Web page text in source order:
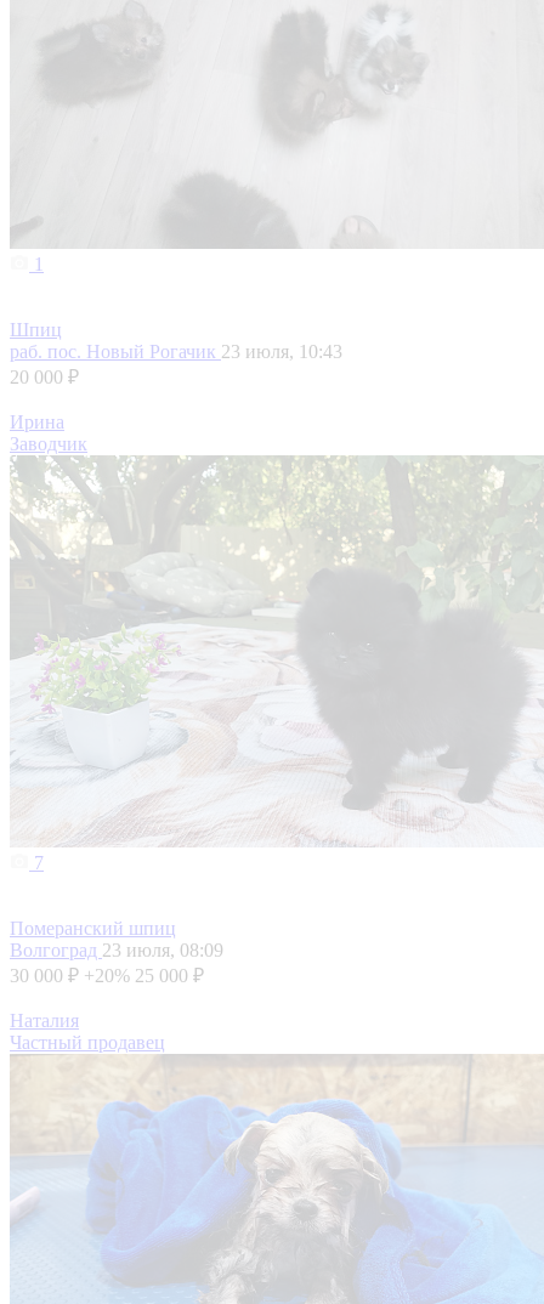
1
Шпиц
раб. пос. Новый Рогачик 23 июля, 10:43
20 000 ₽
Ирина
Заводчик
7
Померанский шпиц
Волгоград 23 июля, 08:09
30 000 ₽ +20% 25 000 ₽
Наталия
Частный продавец